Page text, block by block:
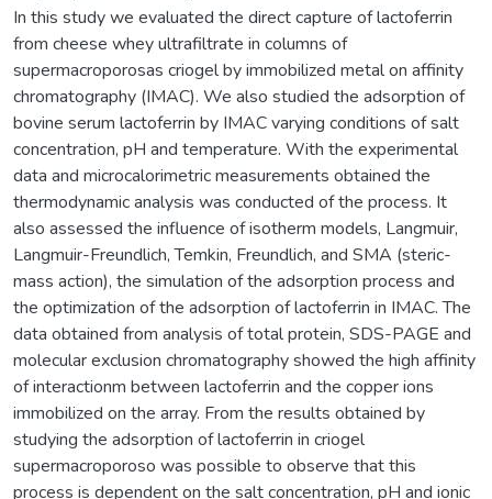
In this study we evaluated the direct capture of lactoferrin
from cheese whey ultrafiltrate in columns of
supermacroporosas criogel by immobilized metal on affinity
chromatography (IMAC). We also studied the adsorption of
bovine serum lactoferrin by IMAC varying conditions of salt
concentration, pH and temperature. With the experimental
data and microcalorimetric measurements obtained the
thermodynamic analysis was conducted of the process. It
also assessed the influence of isotherm models, Langmuir,
Langmuir-Freundlich, Temkin, Freundlich, and SMA (steric-
mass action), the simulation of the adsorption process and
the optimization of the adsorption of lactoferrin in IMAC. The
data obtained from analysis of total protein, SDS-PAGE and
molecular exclusion chromatography showed the high affinity
of interactionm between lactoferrin and the copper ions
immobilized on the array. From the results obtained by
studying the adsorption of lactoferrin in criogel
supermacroporoso was possible to observe that this
process is dependent on the salt concentration, pH and ionic